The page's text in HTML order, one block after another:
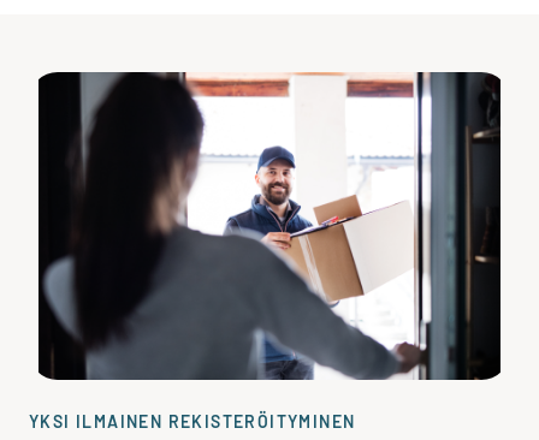
YKSI ILMAINEN REKISTERÖITYMINEN